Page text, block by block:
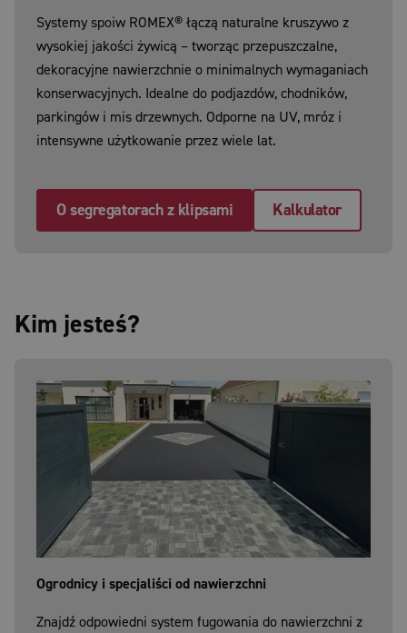
Systemy spoiw ROMEX® łączą naturalne kruszywo z
wysokiej jakości żywicą – tworząc przepuszczalne,
dekoracyjne nawierzchnie o minimalnych wymaganiach
konserwacyjnych. Idealne do podjazdów, chodników,
parkingów i mis drzewnych. Odporne na UV, mróz i
intensywne użytkowanie przez wiele lat.
O segregatorach z klipsami Kalkulator
Kim jesteś?
Ogrodnicy i specjaliści od nawierzchni
Znajdź odpowiedni system fugowania do nawierzchni z